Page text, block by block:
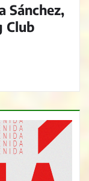
Sánchez,
Club